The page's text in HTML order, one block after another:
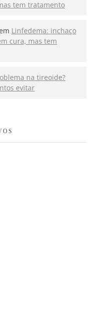
tem tratamento
Linfedema: inchaço
cura, mas tem
na tireoide?
evitar